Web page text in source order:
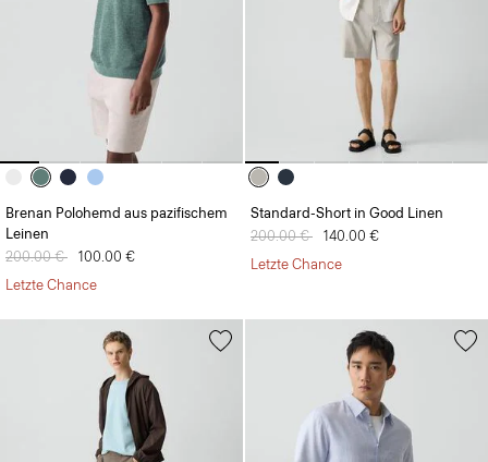
Brenan Polohemd aus pazifischem
Leinen
Preis reduziert von
200.00 € auf
100.00 €
Letzte Chance
Standard-Short in Good Linen
Preis reduziert von
200.00 € auf
140.00 €
Letzte Chance